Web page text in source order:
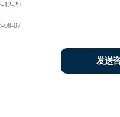
12-29
08-07
发送